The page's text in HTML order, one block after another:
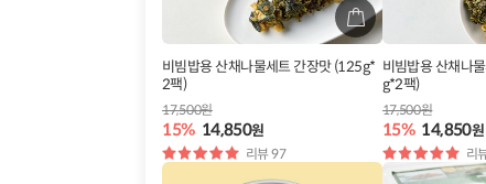
비빔밥용 산채나물세트 간장맛 (125g*
2팩)
15% 14,850원
17,500원
별
점
리뷰 97
비빔밥용 산채나
g*2팩)
15% 14,850원
17,500원
별
점
리